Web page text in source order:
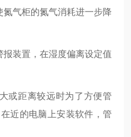
气柜的氮气消耗进一步降
装置，在湿度偏离设定值
或距离较远时为了方便管
近的电脑上安装软件，管